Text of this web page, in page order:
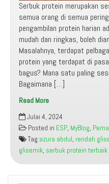
Serbuk protein merupakan
semua orang di semua
pengambilan protein harian
mudah dan ringkas, boleh
Masalahnya, terdapat
protein yang terdapat di
bagus? Mana satu paling
Bagaimana […]
Read More
6
Tip
Bagaimana
Memilih
Serbuk
Protein
Terbaik
Julai 4, 2024
Posted in ESP, MyBlog,
Tag:azura abdul, rendah
glisemik, serbuk protein terbaik